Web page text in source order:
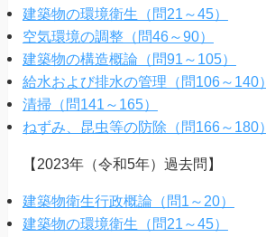
建築物の環境衛生（問21～45）
空気環境の調整（問46～90）
建築物の構造概論（問91～105）
給水および排水の管理（問106～140）
清掃（問141～165）
ねずみ、昆虫等の防除（問166～180）
【2023年（令和5年）過去問】
建築物衛生行政概論（問1～20）
建築物の環境衛生（問21～45）